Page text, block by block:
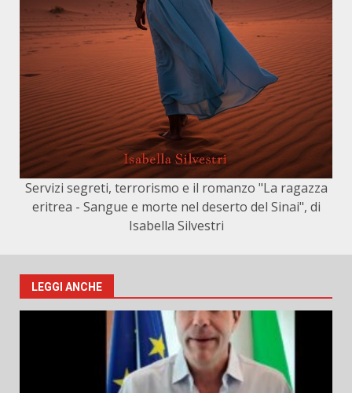
Servizi segreti, terrorismo e il romanzo "La ragazza
eritrea - Sangue e morte nel deserto del Sinai", di
Isabella Silvestri
LEGGI ANCHE